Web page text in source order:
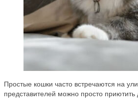
Простые кошки часто встречаются на
представителей можно просто